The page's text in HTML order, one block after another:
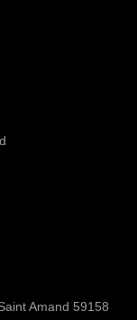
Amand 59158